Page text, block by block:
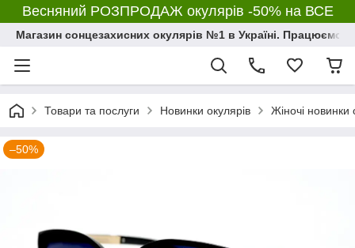
Весняний РОЗПРОДАЖ окулярів -50% на ВСЕ
Магазин сонцезахисних окулярів №1 в Україні. Працюємо з
Товари та послуги Новинки окулярів Жіночі новинки
–50%